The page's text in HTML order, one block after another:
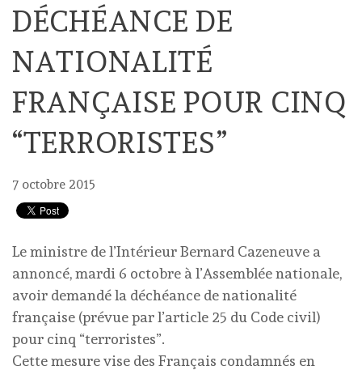
DÉCHÉANCE DE
NATIONALITÉ
FRANÇAISE POUR CINQ
“TERRORISTES”
7 octobre 2015
Le ministre de l’Intérieur Bernard Cazeneuve a
annoncé, mardi 6 octobre à l’Assemblée nationale,
avoir demandé la déchéance de nationalité
française (prévue par l’article 25 du Code civil)
pour cinq “terroristes”.
Cette mesure vise des Français condamnés en